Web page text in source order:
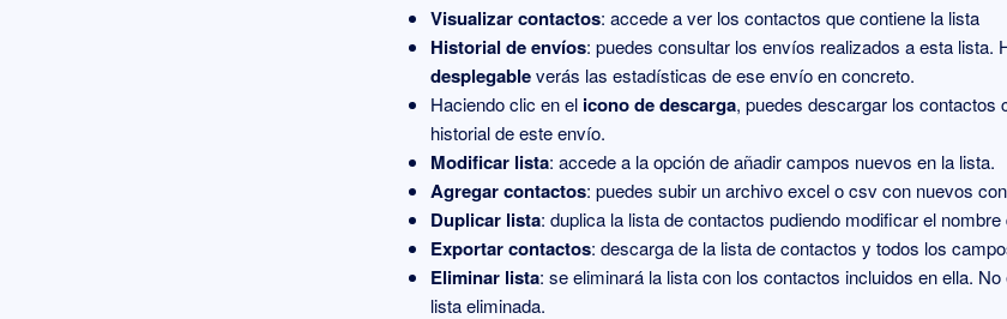
Visualizar contactos: accede a ver los contactos que contiene la lista
Historial de envíos: puedes consultar los envíos realizados a esta lista.
desplegableverás las estadísticas de ese envío en concreto.
Haciendo clic en el icono de descarga, puedes descargar los contactos
historial de este envío.
Modificar lista: accede a la opción de añadir campos nuevos en la lista.
Agregar contactos: puedes subir un archivo excel o csv con nuevos
Duplicar lista: duplica la lista de contactos pudiendo modificar el
Exportar contactos: descarga de la lista de contactos y todos los
Eliminar lista: se eliminará la lista con los contactos incluidos en ella.
lista eliminada.